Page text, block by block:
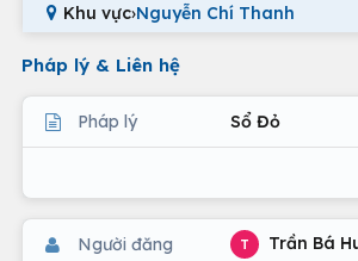
Khu vực›Nguyễn Chí Thanh
Pháp lý & Liên hệ
Pháp lý Sổ Đỏ
Người đăng T Trần Bá